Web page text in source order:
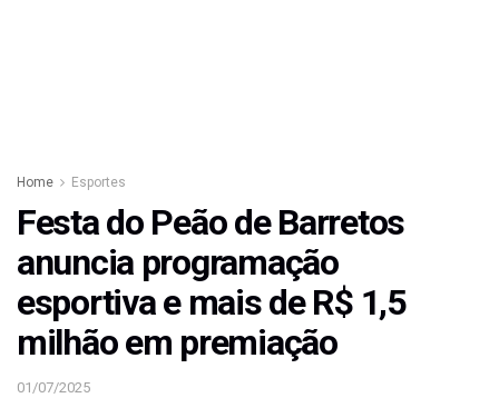
Home Esportes
Festa do Peão de Barretos
anuncia programação
esportiva e mais de R$ 1,5
milhão em premiação
01/07/2025